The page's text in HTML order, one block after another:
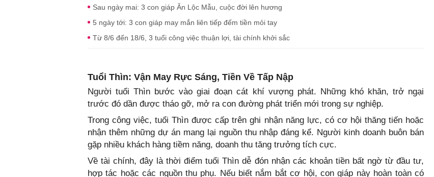
Sau ngày mai: 3 con giáp Ăn Lộc Mẫu, cuộc đời lên hương
5 ngày tới: 3 con giáp may mắn liên tiếp đếm tiền mỏi tay
Từ 8/6 đến 18/6, 3 tuổi công việc thuận lợi, tài chính khởi sắc
Tuổi Thìn: Vận May Rực Sáng, Tiền Về Tấp Nập
Người tuổi Thìn bước vào giai đoạn cát khí vượng phát. Những khó khăn, trở ngại
trước đó dần được tháo gỡ, mở ra con đường phát triển mới trong sự nghiệp.
Trong công việc, tuổi Thìn được cấp trên ghi nhận năng lực, có cơ hội thăng tiến hoặc
nhận thêm những dự án mang lại nguồn thu nhập đáng kể. Người kinh doanh buôn bán
gặp nhiều khách hàng tiềm năng, doanh thu tăng trưởng tích cực.
Về tài chính, đây là thời điểm tuổi Thìn dễ đón nhận các khoản tiền bất ngờ từ đầu tư,
hợp tác hoặc các nguồn thu phụ. Nếu biết nắm bắt cơ hội, con giáp này hoàn toàn có